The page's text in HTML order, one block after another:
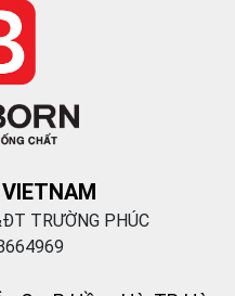
TRƯỜNG PHÚC